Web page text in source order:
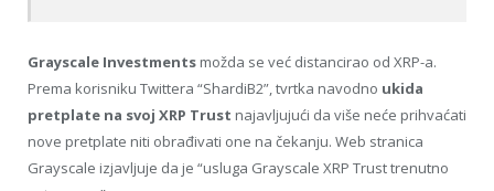
Grayscale Investments možda se već distancirao od XRP-a.
Prema korisniku Twittera “ShardiB2”, tvrtka navodno ukida
pretplate na svoj XRP Trust najavljujući da više neće prihvaćati
nove pretplate niti obrađivati ​​one na čekanju. Web stranica
Grayscale izjavljuje da je “usluga Grayscale XRP Trust trenutno